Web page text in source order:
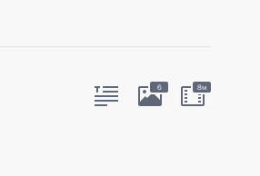
6 8м